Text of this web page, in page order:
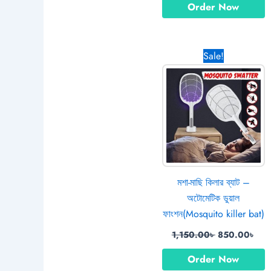
Order Now
Sale!
মশা-মাছি কিলার ব্যাট –
অটোমেটিক ডুয়াল
ফাংশন(Mosquito killer bat)
1,150.00৳
Original
price
was:
1,150.00৳ .
850.00৳
price
is:
Order Now